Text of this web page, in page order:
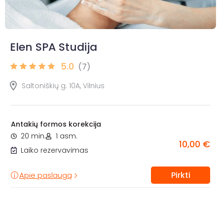
Elen SPA Studija
5.0 (7)
Saltoniškių g. 10A, Vilnius
Antakių formos korekcija
20 min.
1 asm.
Laiko rezervavimas
10,00 €
Apie paslaugą Pirkti